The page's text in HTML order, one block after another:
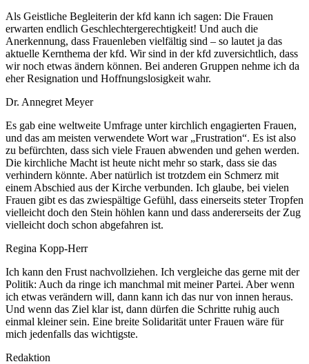
Als Geistliche Begleiterin der kfd kann ich sagen: Die Frauen
erwarten endlich Geschlechtergerechtigkeit! Und auch die
Anerkennung, dass Frauenleben vielfältig sind – so lautet ja das
aktuelle Kernthema der kfd. Wir sind in der kfd zuversichtlich, dass
wir noch etwas ändern können. Bei anderen Gruppen nehme ich da
eher Resignation und Hoffnungslosigkeit wahr.
Dr. Annegret Meyer
Es gab eine weltweite Umfrage unter kirchlich engagierten Frauen,
und das am meisten verwendete Wort war „Frustration“. Es ist also
zu befürchten, dass sich viele Frauen abwenden und gehen werden.
Die kirchliche Macht ist heute nicht mehr so stark, dass sie das
verhindern könnte. Aber natürlich ist trotzdem ein Schmerz mit
einem Abschied aus der Kirche verbunden. Ich glaube, bei vielen
Frauen gibt es das zwiespältige Gefühl, dass einerseits steter Tropfen
vielleicht doch den Stein höhlen kann und dass andererseits der Zug
vielleicht doch schon abgefahren ist.
Regina Kopp-Herr
Ich kann den Frust nachvollziehen. Ich vergleiche das gerne mit der
Politik: Auch da ringe ich manchmal mit meiner Partei. Aber wenn
ich etwas verändern will, dann kann ich das nur von innen heraus.
Und wenn das Ziel klar ist, dann dürfen die Schritte ruhig auch
einmal kleiner sein. Eine breite Solidarität unter Frauen wäre für
mich jedenfalls das wichtigste.
Redaktion